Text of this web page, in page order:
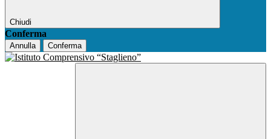
Chiudi
Conferma
Annulla Conferma